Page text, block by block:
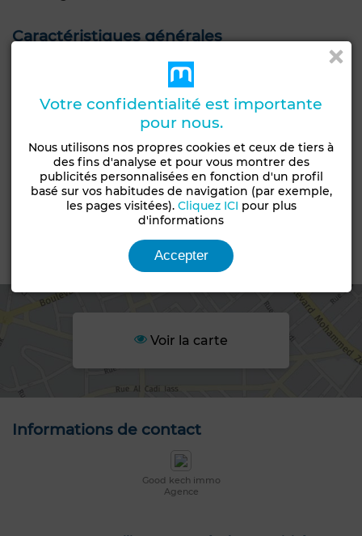
Caractéristiques générales
Terrain
d'habitation, Lots de
villa
Constructibilité
R+1
Livraison
Titré
Statut du terrain
Voir la carte
Informations de contact
Good kech immo
Agence
Votre confidentialité est importante
pour nous.
Nous utilisons nos propres cookies et ceux de tiers à
des fins d'analyse et pour vous montrer des
publicités personnalisées en fonction d'un profil
basé sur vos habitudes de navigation (par exemple,
les pages visitées). Cliquez ICI pour plus
d'informations
Accepter